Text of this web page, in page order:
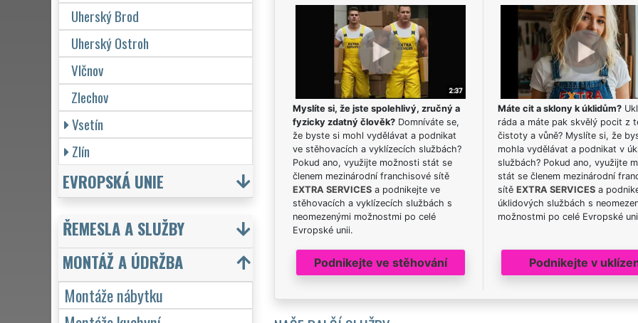
Myslíte si, že jste spolehlivý, zručný a
fyzicky zdatný člověk?Domníváte se,
že byste si mohl vydělávat a podnikat
ve stěhovacích a vyklízecích službách?
Pokud ano, využijte možnosti stát se
členem mezinárodní franchisové sítě
EXTRA SERVICESa podnikejte ve
stěhovacích a vyklízecích službách s
neomezenými možnostmi po celé
Evropské unii.
Podnikejte ve stěhování
Máte cit a sklony k úklidům?
ráda a máte pak skvělý pocit z
čistoty a vůně? Myslíte si, že
mohla vydělávat a podnikat v
službách? Pokud ano, využijte
stát se členem mezinárodní
sítě EXTRA SERVICESa
úklidových službách s
možnostmi po celé Evropské
Podnikejte v
Uherský Brod
Uherský Ostroh
Vlčnov
Zlechov
Vsetín
Zlín
EVROPSKÁ UNIE
ŘEMESLA A SLUŽBY
MONTÁŽ A ÚDRŽBA
Montáže nábytku